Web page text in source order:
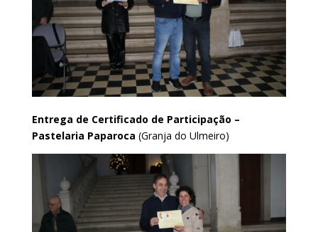
Entrega de Certificado de Participação –
Pastelaria Paparoca (Granja do Ulmeiro)